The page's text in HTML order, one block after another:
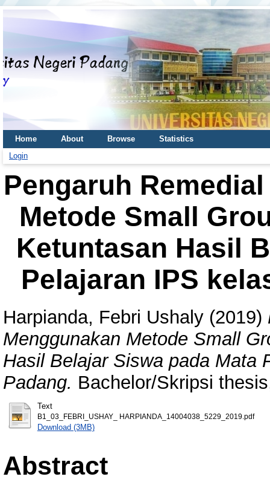
Home About Browse
Statistics
Login
Pengaruh
Metode Small
Ketuntasan Hasil
Pelajaran IPS
Harpianda, Febri Ushaly (2019)
Menggunakan Metode Small
Hasil Belajar Siswa pada Mata
Padang. Bachelor/Skripsi
Text
B1_03_FEBRI_USHAY_ HARPIANDA_14004038_5229_2019.pdf
Download (3MB)
Abstract